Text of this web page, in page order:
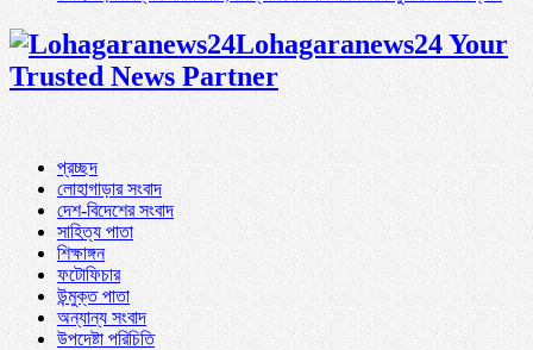
Lohagaranews24 Your
Trusted News Partner
প্রচ্ছদ
লোহাগাড়ার সংবাদ
দেশ-বিদেশের সংবাদ
সাহিত্য পাতা
শিক্ষাঙ্গন
ফটোফিচার
উন্মুক্ত পাতা
অন্যান্য সংবাদ
উপদেষ্টা পরিচিতি